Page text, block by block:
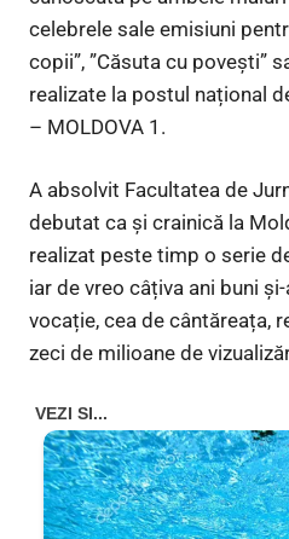
celebrele sale emisiuni
copii”, ”Căsuta cu povești”
realizate la postul național
– MOLDOVA 1.
A absolvit Facultatea de
debutat ca și crainică la
realizat peste timp o serie
iar de vreo câțiva ani buni
vocație, cea de cântăreața,
zeci de milioane de